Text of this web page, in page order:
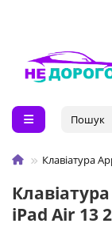
Клавіатура
iPad Air 13